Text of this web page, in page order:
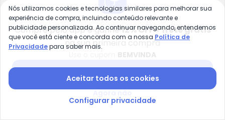
-70%
-65%
Compre pelo app e ganhe12% OFF + frete grátis
na sua primeira compra
Nós utilizamos cookies e tecnologias similares para melhorar sua
experiência de compra, incluindo conteúdo relevante e
publicidade personalizada. Ao continuar navegando, entendemos
que você está ciente e concorda com a nossa Política de
Privacidadepara saber mais.
Aceitar todos os cookies
Configurar privacidade